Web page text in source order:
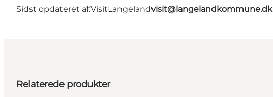
Sidst opdateret af:VisitLangelandvisit@langelandkommune.dk
Relaterede produkter